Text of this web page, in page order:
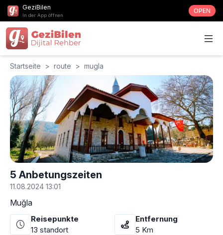
GeziBilen
In der App öffnen
OPEN
Startseite > route > mugla
5 Anbetungszeiten
11.08.2024 13:01
Muğla
Reisepunkte
13 standort
Entfernung
5 Km